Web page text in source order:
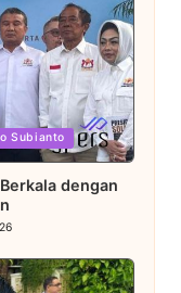
Subianto
dengan